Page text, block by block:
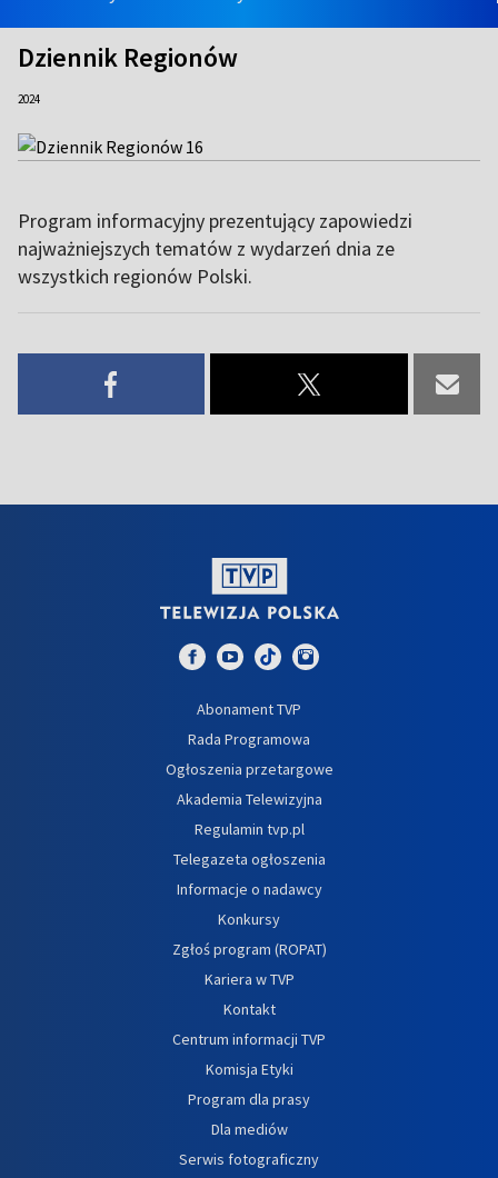
Dziennik Regionów
2024
Program informacyjny prezentujący zapowiedzi
najważniejszych tematów z wydarzeń dnia ze
wszystkich regionów Polski.
Abonament TVP
Rada Programowa
Ogłoszenia przetargowe
Akademia Telewizyjna
Regulamin tvp.pl
Telegazeta ogłoszenia
Informacje o nadawcy
Konkursy
Zgłoś program (ROPAT)
Kariera w TVP
Kontakt
Centrum informacji TVP
Komisja Etyki
Program dla prasy
Dla mediów
Serwis fotograficzny